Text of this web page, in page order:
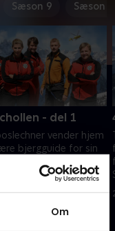
Om
Sæson 9 Sæson
- del 1
vender hjem
bjergguide for sin
Andreas'
2024 • 43 min